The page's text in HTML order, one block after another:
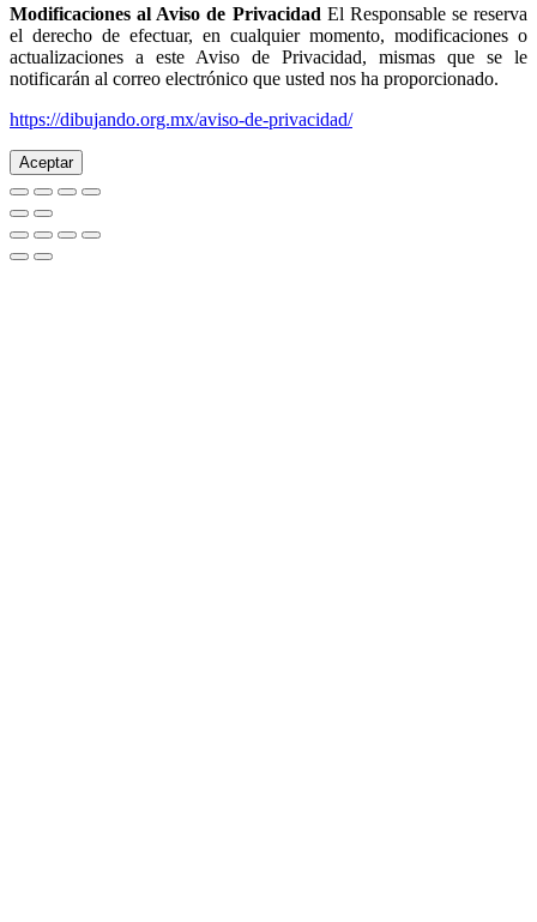
Modificaciones al Aviso de Privacidad El Responsable se reserva
el derecho de efectuar, en cualquier momento, modificaciones o
actualizaciones a este Aviso de Privacidad, mismas que se le
notificarán al correo electrónico que usted nos ha proporcionado.
https://dibujando.org.mx/aviso-de-privacidad/
Aceptar